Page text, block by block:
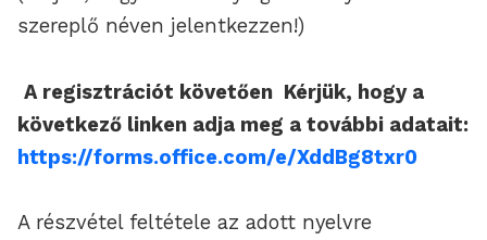
szereplő néven jelentkezzen!)
A regisztrációt követően Kérjük, hogy a
következő linken adja meg a további adatait:
https://forms.office.com/e/XddBg8txr0
A részvétel feltétele az adott nyelvre